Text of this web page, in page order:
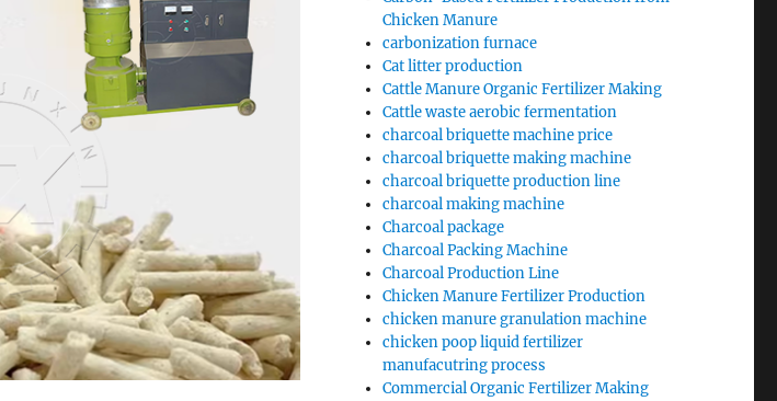
Chicken Manure
carbonization furnace
Cat litter production
Cattle Manure Organic Fertilizer Making
Cattle waste aerobic fermentation
charcoal briquette machine price
charcoal briquette making machine
charcoal briquette production line
charcoal making machine
Charcoal package
Charcoal Packing Machine
Charcoal Production Line
Chicken Manure Fertilizer Production
chicken manure granulation machine
chicken poop liquid fertilizer
manufacutring process
Commercial Organic Fertilizer Making